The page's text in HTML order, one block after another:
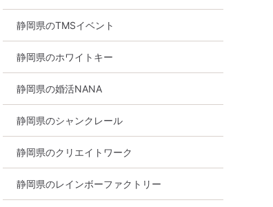
静岡県のTMSイベント
静岡県のホワイトキー
静岡県の婚活NANA
静岡県のシャンクレール
静岡県のクリエイトワーク
静岡県のレインボーファクトリー